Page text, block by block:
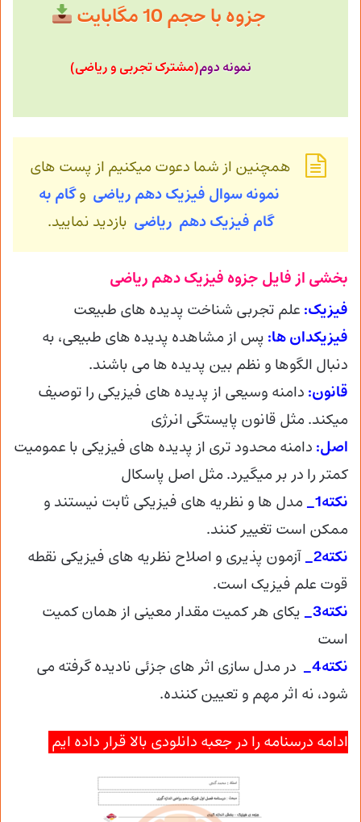
جزوه با حجم 10 مگابایت
نمونه دوم(مشترک تجربی و ریاضی)
همچنین از شما دعوت میکنیم از پست های
نمونه سوال فیزیک دهم ریاضی وگام به
گام فیزیکدهم ریاضی بازدید نمایید.
بخشی از فایل جزوه فیزیک دهم ریاضی
فیزیک: علم تجربی شناخت پدیده های طبیعت
فیزیکدان ها: پس از مشاهده پدیده های طبیعی، به
دنبال الگوها و نظم بین پدیده ها می باشند.
قانون: دامنه وسیعی از پدیده های فیزیکی را توصیف
میکند. مثل قانون پایستگی انرژی
اصل: دامنه محدود تری از پدیده های فیزیکی با عمومیت
کمتر را در بر میگیرد. مثل اصل پاسکال
نکته1_
مدل ها و نظریه های فیزیکی ثابت نیستند و
ممکن است تغییر کنند.
نکته2_
آزمون پذیری و اصلاح نظریه های فیزیکی نقطه
قوت علم فیزیک است.
نکته3_
یکای هر کمیت مقدار معینی از همان کمیت
است
نکته4_
در مدل سازی اثر های جزئی نادیده گرفته می
شود، نه اثر مهم و تعیین کننده.
ادامه درسنامه را در جعبه دانلودی بالا قرار داده ایم